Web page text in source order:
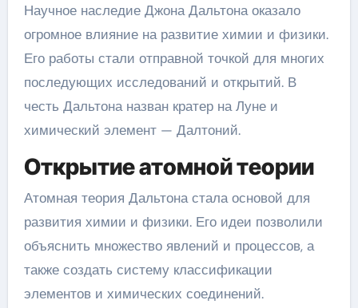
Научное наследие Джона Дальтона оказало
огромное влияние на развитие химии и физики.
Его работы стали отправной точкой для многих
последующих исследований и открытий. В
честь Дальтона назван кратер на Луне и
химический элемент — Далтоний.
Открытие атомной теории
Атомная теория Дальтона стала основой для
развития химии и физики. Его идеи позволили
объяснить множество явлений и процессов, а
также создать систему классификации
элементов и химических соединений.